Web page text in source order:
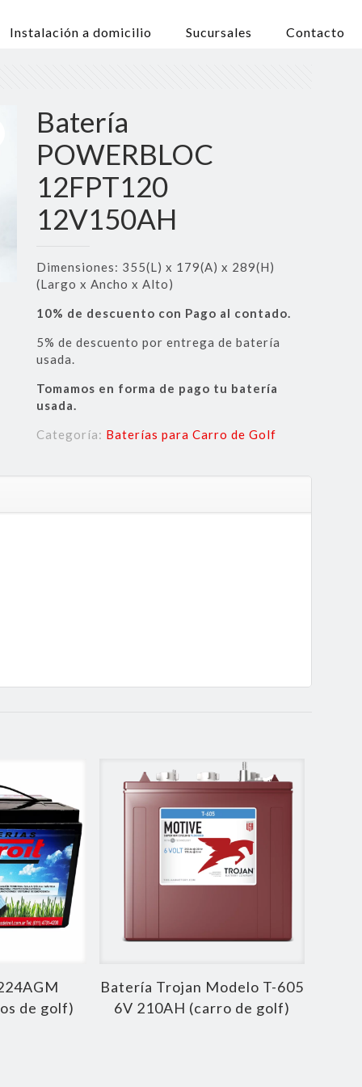
Instalación a domicilio Sucursales Contacto
Batería
POWERBLOC
12FPT120
12V150AH
Dimensiones: 355(L) x 179(A) x 289(H)
(Largo x Ancho x Alto)
10% de descuento con Pago al contado.
5% de descuento por entrega de batería
usada.
Tomamos en forma de pago tu batería
usada.
Categoría: Baterías para Carro de Golf
de golf)
Batería Trojan Modelo T-605
6V 210AH (carro de golf)